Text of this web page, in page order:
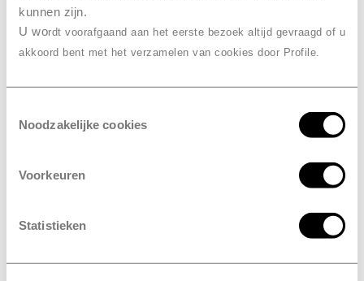
kunnen zijn.
U wordt voorafgaand aan het eerste bezoek altijd gevraagd of u
akkoord bent met het verzamelen van cookies door Profile.
Noodzakelijke cookies
Voorkeuren
Statistieken